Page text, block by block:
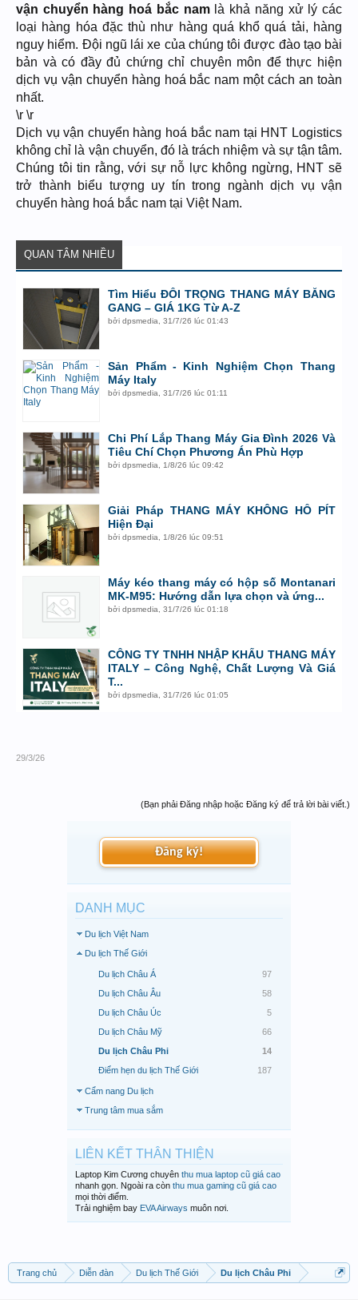
vận chuyển hàng hoá bắc namlà khả năng xử lý các
loại hàng hóa đặc thù như hàng quá khổ quá tải, hàng
nguy hiểm. Đội ngũ lái xe của chúng tôi được đào tạo bài
bản và có đầy đủ chứng chỉ chuyên môn để thực hiện
dịch vụ vận chuyển hàng hoá bắc nam một cách an toàn
nhất.
\r \r
Dịch vụ vận chuyển hàng hoá bắc nam tại HNT Logistics
không chỉ là vận chuyển, đó là trách nhiệm và sự tận tâm.
Chúng tôi tin rằng, với sự nỗ lực không ngừng, HNT sẽ
trở thành biểu tượng uy tín trong ngành dịch vụ vận
chuyển hàng hoá bắc nam tại Việt Nam.
QUAN TÂM NHIỀU
Tìm Hiểu ĐỐI TRỌNG THANG MÁY BẰNG
GANG – GIÁ 1KG Từ A-Z
bởidpsmedia ,31/7/26 lúc 01:43
Sản Phẩm - Kinh Nghiệm Chọn Thang
Máy Italy
bởidpsmedia ,31/7/26 lúc 01:11
Chi Phí Lắp Thang Máy Gia Đình 2026 Và
Tiêu Chí Chọn Phương Án Phù Hợp
bởidpsmedia 1/8/26 lúc 09:42
Giải Pháp THANG MÁY KHÔNG HỐ PÍT
Hiện Đại
bởidpsmedia 1/8/26 lúc 09:51
Máy kéo thang máy có hộp số Montanari
MK-M95: Hướng dẫn lựa chọn và ứng...
bởidpsmedia ,31/7/26 lúc 01:18
CÔNG TY TNHH NHẬP KHẨU THANG MÁY
ITALY – Công Nghệ, Chất Lượng Và Giá
T...
bởidpsmedia ,31/7/26 lúc 01:05
29/3/26
(Bạn phải Đăng nhập hoặc Đăng ký để trả lời bài viết.)
Đăng ký!
DANH MỤC
Du lịch Việt Nam
Du lịch Thế Giới
Du lịch Châu Á
97
Du lịch Châu Âu
58
Du lịch Châu Úc
5
Du lịch Châu Mỹ
66
Du lịch Châu Phi
14
Điểm hẹn du lịch Thế Giới
187
Cẩm nang Du lịch
Trung tâm mua sắm
LIÊN KẾT THÂN THIỆN
Laptop Kim Cương chuyên thu mua laptop cũ giá cao
nhanh gọn. Ngoài ra còn thu mua gaming cũ giá cao
mọi thời điểm.
Trải nghiệm bay EVA Airways muôn nơi.
Trang chủ Diễn đàn Du lịch Thế Giới Du lịch Châu Phi